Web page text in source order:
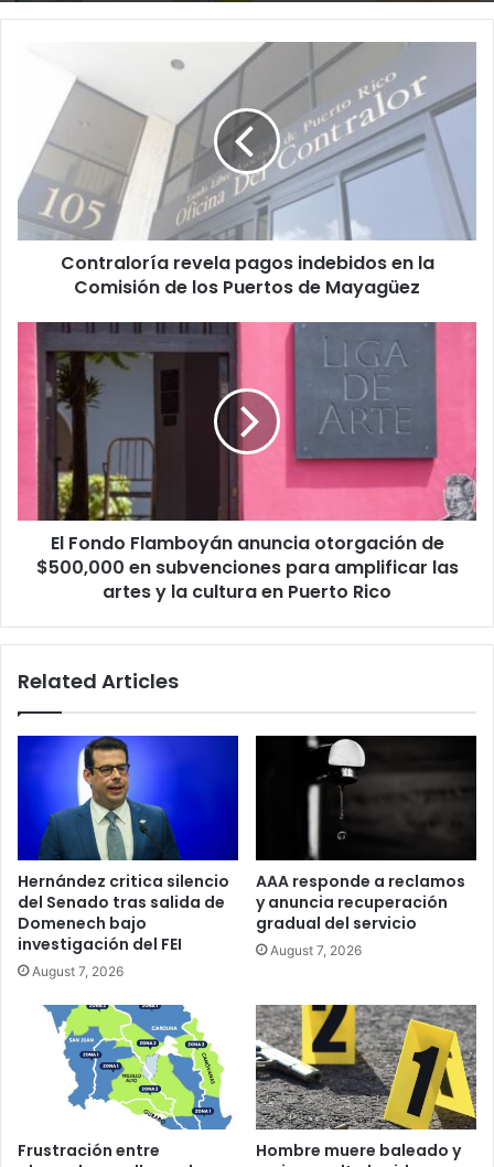
indebidos
Comisión
de
los
PuertosContraloría revela pagos indebidos en la
Comisión de los Puertos de Mayagüez
Fondo
Flamboyán
anuncia
otorgación
$500,000
subvenciones
amplificar
y
cultura
Rico
El Fondo Flamboyán anuncia otorgación de
$500,000 en subvenciones para amplificar las
artes y la cultura en Puerto Rico
Related Articles
Hernández critica silencio
del Senado tras salida de
Domenech bajo
investigación del FEI
August 7, 2026
AAA responde a reclamos
y anuncia recuperación
gradual del servicio
August 7, 2026
Frustración entre
Hombre muere baleado y